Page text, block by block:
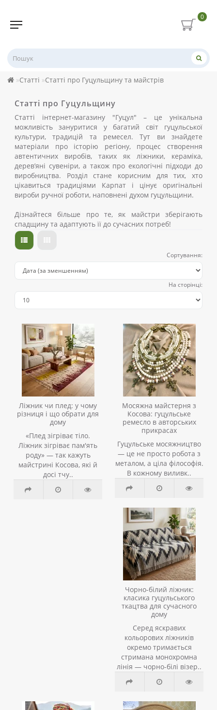
0
Статті Статті про Гуцульщину та майстрів
Статті про Гуцульщину
Статті інтернет-магазину "Гуцул" – це унікальна
можливість зануритися у багатий світ гуцульської
культури, традицій та ремесел. Тут ви знайдете
матеріали про історію регіону, процес створення
автентичних виробів, таких як ліжники, кераміка,
дерев’яні сувеніри, а також про екологічні підходи до
виробництва. Розділ стане корисним для тих, хто
цікавиться традиціями Карпат і цінує оригінальні
вироби ручної роботи, наповнені духом гуцульщини.
Дізнайтеся більше про те, як майстри зберігають
спадщину та адаптують її до сучасних потреб!
Сортування:
На сторінці:
Ліжник чи плед: у чому
різниця і що обрати для
дому
«Плед зігріває тіло.
Ліжник зігріває пам'ять
роду» — так кажуть
майстрині Косова, які й
досі тчу..
Мосяжна майстерня з
Косова: гуцульське
ремесло в авторських
прикрасах
Гуцульське мосяжництво
— це не просто робота з
металом, а ціла філософія.
В кожному виливк..
Чорно-білий ліжник:
класика гуцульського
ткацтва для сучасного
дому
Серед яскравих
кольорових ліжників
окремо тримається
стримана монохромна
лінія — чорно-білі візер..